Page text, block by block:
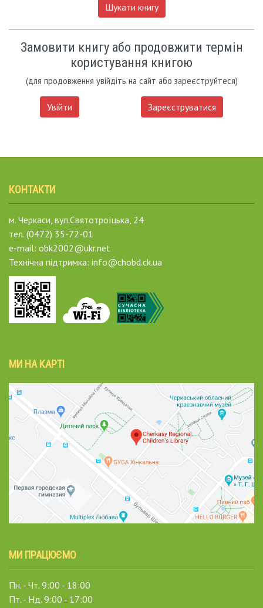
Шукати книгу
Замовити книгу або продовжити термін
користування книгою
(для продовження увійдіть на сайт або зареєструйтеся)
Увійти Зареєструватися
КОНТАКТИ
м. Черкаси, вул.Святотроїцька, 24
тел. (0472) 35-72-01
e-mail: obk2002@ukr.net
Технічна підтримка: info@chobd.ck.ua
МИ НА КАРТІ
МИ ПРАЦЮЄМО
Пн. - Чт. 9:00 - 18:00
Пт. - Нд. 9:00 - 17:00